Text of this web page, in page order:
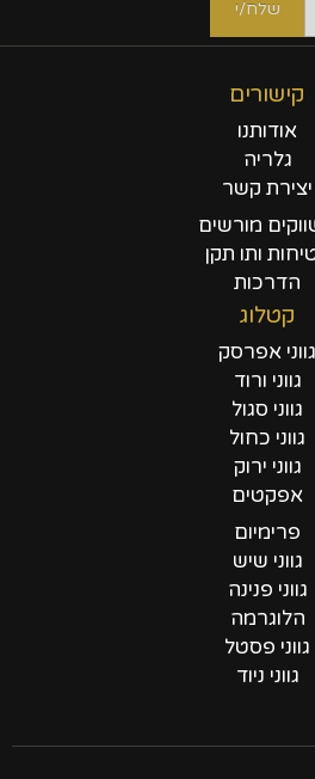
קישורים
אודותנו
גלריה
יצירת קשר
מורשים
ותו תקן
הדרכות
קטלוג
גווני אפרסק
גווני ורוד
גווני סגול
גווני כחול
גווני ירוק
אפקטים
פרימיום
גווני שיש
גווני פנינה
הלוגרמה
גווני פסטל
גווני ניוד